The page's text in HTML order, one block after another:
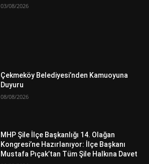
03/08/2026
Çekmeköy Belediyesi’nden Kamuoyuna
Duyuru
08/08/2026
MHP Şile İlçe Başkanlığı 14. Olağan
Kongresi’ne Hazırlanıyor: İlçe Başkanı
Mustafa Pıçak’tan Tüm Şile Halkına Davet